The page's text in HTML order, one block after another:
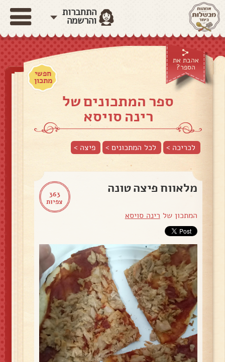
התחברות
והרשמה
אהבת את
הספר?
חפשי
מתכון
ספר המתכונים של
רינה סויסא
לכריכה > לכל המתכונים > פיצה >
363
צפיות
מלאווח פיצה טונה
המתכון של רינה סויסא